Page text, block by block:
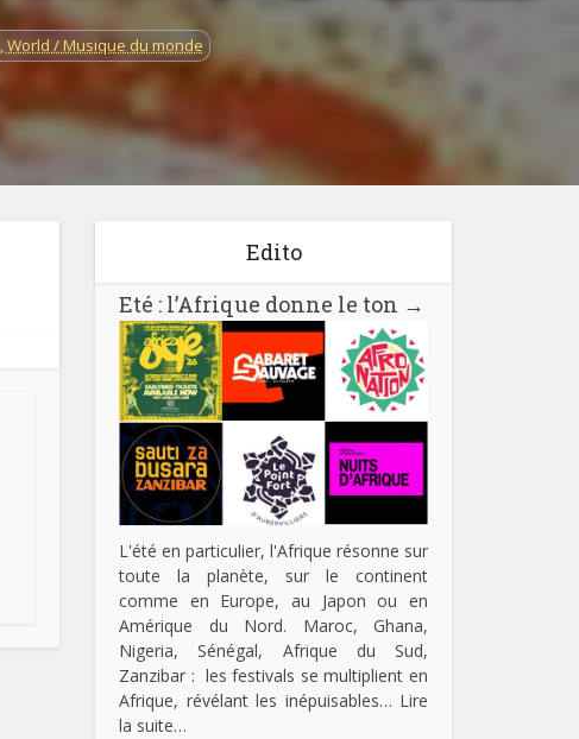
,World / Musique du monde
Edito
Eté : l’Afrique donne le ton →
L'été en particulier, l'Afrique résonne sur
toute la planète, sur le continent
comme en Europe, au Japon ou en
Amérique du Nord. Maroc, Ghana,
Nigeria, Sénégal, Afrique du Sud,
Zanzibar : les festivals se multiplient en
Afrique, révélant les inépuisables… Lire
la suite…